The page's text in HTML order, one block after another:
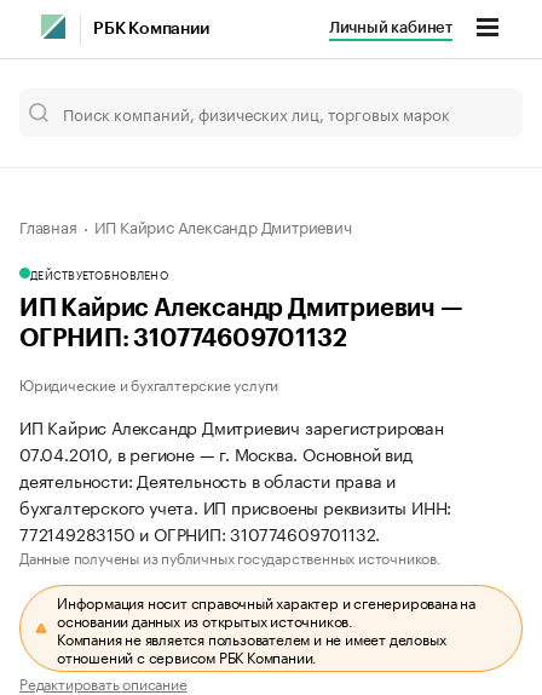
РБК Компании Личный кабинет
Главная ИП Кайрис Александр Дмитриевич
ДЕЙСТВУЕТОБНОВЛЕНО
ИП Кайрис Александр Дмитриевич —
ОГРНИП: 310774609701132
Юридические и бухгалтерские услуги
ИП Кайрис Александр Дмитриевич зарегистрирован
07.04.2010, в регионе — г. Москва. Основной вид
деятельности: Деятельность в области права и
бухгалтерского учета. ИП присвоены реквизиты ИНН:
772149283150 и ОГРНИП: 310774609701132.
Данные получены из публичных государственных источников.
Информация носит справочный характер и сгенерирована на
основании данных из открытых источников.
Компания не является пользователем и не имеет деловых
отношений с сервисом РБК Компании.
Редактировать описание